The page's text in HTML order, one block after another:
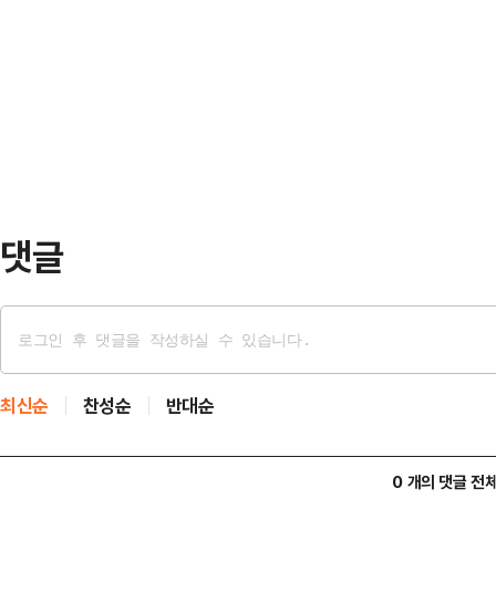
댓글
최신순 찬성순 반대순
0 개의 댓글 전